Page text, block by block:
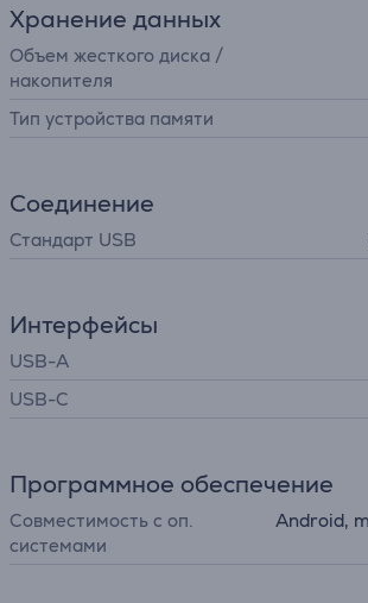
Хранение данных
Объем жесткого диска /
накопителя
Тип устройства памяти
Соединение
Стандарт USB
Интерфейсы
USB-A
USB-C
Программное обеспечение
Совместимость с оп.
системами
Android,